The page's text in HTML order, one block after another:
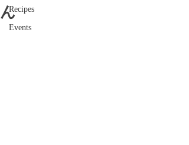
Recipes
Events
ん